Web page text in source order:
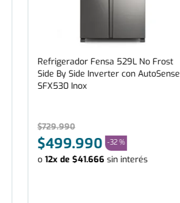
Refrigerador Fensa 529L No Frost
Side By Side Inverter con AutoSense
SFX530 Inox
$729.990
$499.990 -32 %
o 12x de $41.666 sin interés